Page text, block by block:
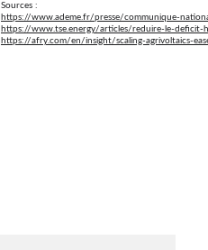
Sources :
https://www.ademe.fr/presse/communique-
https://www.tse.energy/articles/reduire-le-deficit-
https://afry.com/en/insight/scaling-agrivoltaics-